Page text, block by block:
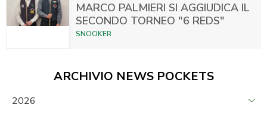
MARCO PALMIERI SI AGGIUDICA IL
SECONDO TORNEO "6 REDS"
SNOOKER
ARCHIVIO NEWS POCKETS
2026